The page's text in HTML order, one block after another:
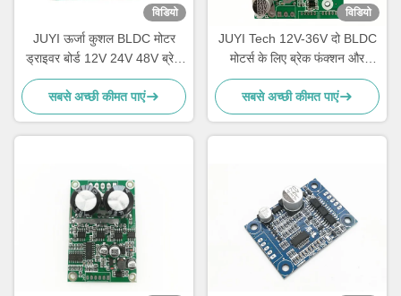
विडियो
JUYI ऊर्जा कुशल BLDC मोटर
ड्राइवर बोर्ड 12V 24V 48V ब्रेक
समारोह के साथ
सबसे अच्छी कीमत पाएं
विडियो
JUYI Tech 12V-36V दो BLDC
मोटर्स के लिए ब्रेक फंक्शन और
PWM नियंत्रण के साथ दो BLDC
मोटर नियंत्रक
सबसे अच्छी कीमत पाएं